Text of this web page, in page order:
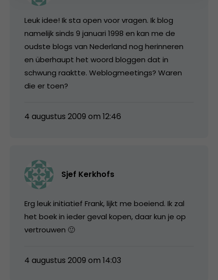
Leuk idee! Ik sta open voor vragen. Ik blog
namelijk sinds 9 januari 1998 en kan me de
oudste blogs van Nederland nog herinneren
en überhaupt het woord bloggen dat in
schwung raaktte. Weblogmeetings? Waren
die er toen?
4 augustus 2009 om 12:46
Sjef Kerkhofs
Erg leuk initiatief Frank, lijkt me boeiend. Ik zal
het boek in ieder geval kopen, daar kun je op
vertrouwen 🙂
4 augustus 2009 om 14:03